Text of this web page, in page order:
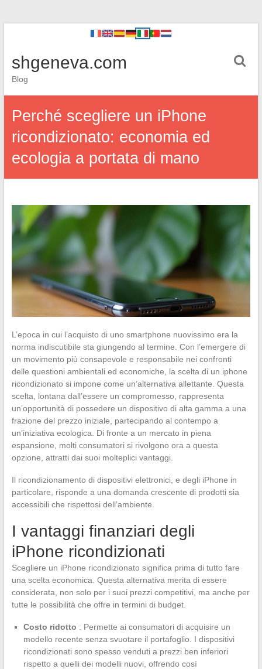
shgeneva.com
Blog
Perché scegliere un iPhone
ricondizionato: economia ed
ecologia a portata di mano
L’epoca in cui l’acquisto di uno smartphone nuovissimo era la
norma indiscutibile sta giungendo al termine. Con l’emergere di
un movimento più consapevole e responsabile nei confronti
delle questioni ambientali ed economiche, la scelta di un iphone
ricondizionato si impone come un’alternativa allettante. Questa
scelta, lontana dall’essere un compromesso, rappresenta
un’opportunità di possedere un dispositivo di alta gamma a una
frazione del prezzo iniziale, partecipando al contempo a
un’iniziativa ecologica. Di fronte a un mercato in piena
espansione, molti consumatori si rivolgono ora a questa
opzione, attratti dai suoi molteplici vantaggi.
Il ricondizionamento di dispositivi elettronici, e degli iPhone in
particolare, risponde a una domanda crescente di prodotti sia
accessibili che rispettosi dell’ambiente.
I vantaggi finanziari degli
iPhone ricondizionati
Scegliere un iPhone ricondizionato significa prima di tutto fare
una scelta economica. Questa alternativa merita di essere
considerata, non solo per i suoi prezzi competitivi, ma anche per
tutte le possibilità che offre in termini di budget.
Costo ridotto : Permette ai consumatori di acquisire un
modello recente senza svuotare il portafoglio. I dispositivi
ricondizionati sono spesso venduti a prezzi ben inferiori
rispetto a quelli dei modelli nuovi, offrendo così